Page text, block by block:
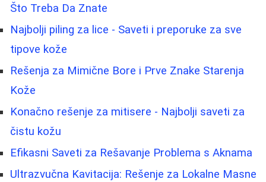
Što Treba Da Znate
Najbolji piling za lice - Saveti i preporuke za sve
tipove kože
Rešenja za Mimične Bore i Prve Znake Starenja
Kože
Konačno rešenje za mitisere - Najbolji saveti za
čistu kožu
Efikasni Saveti za Rešavanje Problema s Aknama
Ultrazvučna Kavitacija: Rešenje za Lokalne Masne